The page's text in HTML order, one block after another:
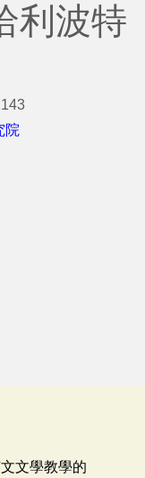
利波特
院
文學教學的